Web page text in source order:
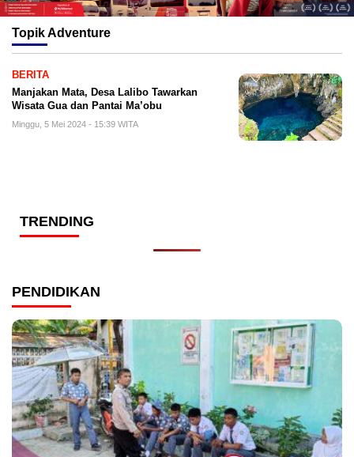
TopikAdventure
BERITA
Manjakan Mata, Desa Lalibo Tawarkan
Wisata Gua dan Pantai Ma’obu
Minggu, 5 Mei 2024 - 15:39 WITA
TRENDING
PENDIDIKAN